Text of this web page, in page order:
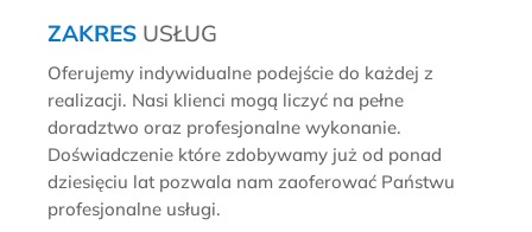
ZAKRES USŁUG
Oferujemy indywidualne podejście do każdej z
realizacji. Nasi klienci mogą liczyć na pełne
doradztwo oraz profesjonalne wykonanie.
Doświadczenie które zdobywamy już od ponad
dziesięciu lat pozwala nam zaoferować Państwu
profesjonalne usługi.